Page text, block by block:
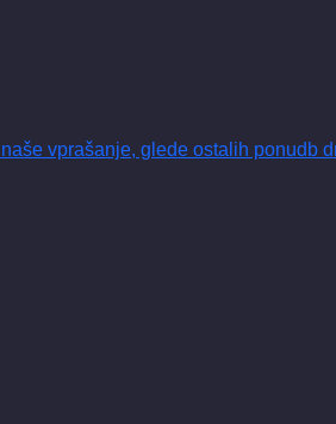
vprašanje, glede ostalih ponudb